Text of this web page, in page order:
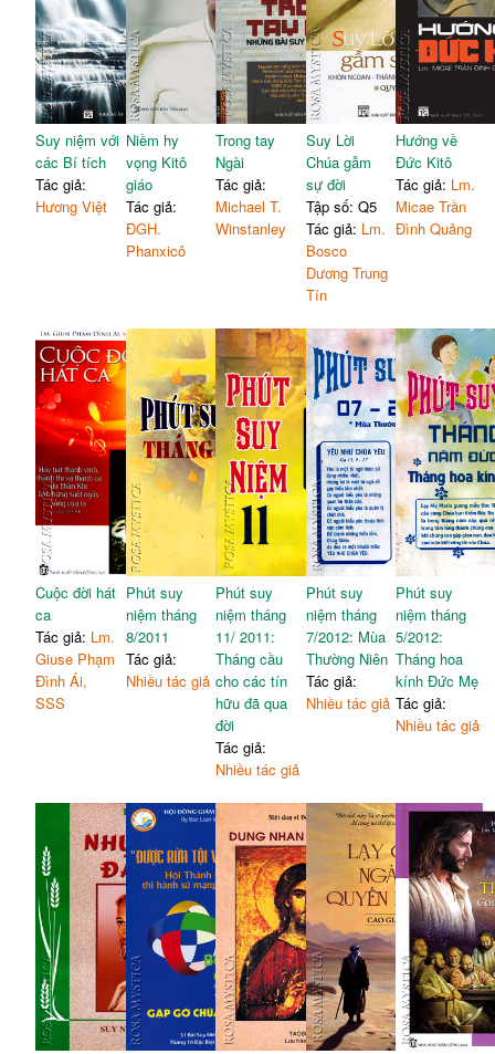
Suy niệm với
các Bí tích
Tác giả:
Hương Việt
Niềm hy
vọng Kitô
giáo
Tác giả:
ĐGH.
Phanxicô
Trong tay
Ngài
Tác giả:
Michael T.
Winstanley
Suy Lời
Chúa gẫm
sự đời
Tập số: Q5
Tác giả: Lm.
Bosco
Dương Trung
Tín
Hướng về
Đức Kitô
Tác giả: Lm.
Micae Trần
Đình Quảng
Cuộc đời hát
ca
Tác giả: Lm.
Giuse Phạm
Đình Ái,
SSS
Phút suy
niệm tháng
8/2011
Tác giả:
Nhiều tác giả
Phút suy
niệm tháng
11/ 2011:
Tháng cầu
cho các tín
hữu đã qua
đời
Tác giả:
Nhiều tác giả
Phút suy
niệm tháng
7/2012: Mùa
Thường Niên
Tác giả:
Nhiều tác giả
Phút suy
niệm tháng
5/2012:
Tháng hoa
kính Đức Mẹ
Tác giả:
Nhiều tác giả